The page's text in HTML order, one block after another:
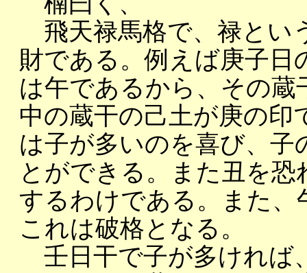
飛天禄馬格で、禄とい
財である。例えば庚子日
は午であるから、その
中の蔵干の己土が庚の
は子が多いのを喜び、
とができる。また丑を
するわけである。また
これは破格となる。
壬日干で子が多ければ